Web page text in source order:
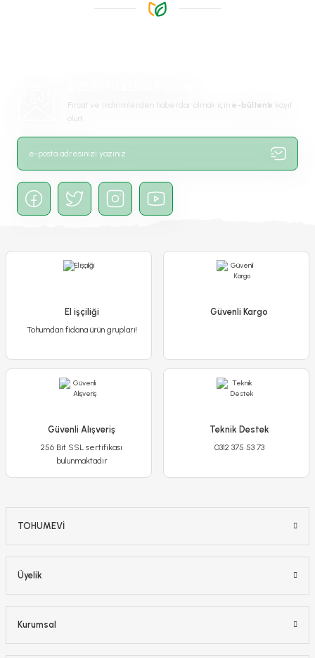
Ürün resmi kalitesiz, bozuk veya görüntülenemiyor.
Gönder
Mandevilla Çiçeği 24 cm Saksıda
Detaylı İncele
Fırsat ve indirimlerden haberdar olmak için e-bülten’e kayıt
olun!
El işçiliği
Tohumdan fidana ürün grupları!
Güvenli Kargo
Güvenli Alışveriş
256 Bit SSL sertifikası
bulunmaktadır
Teknik Destek
0312 375 53 73
TOHUMEVİ
Üyelik
Kurumsal